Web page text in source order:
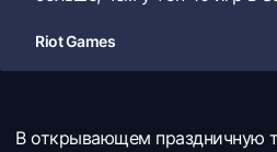
Riot Games
В открывающем праздничную